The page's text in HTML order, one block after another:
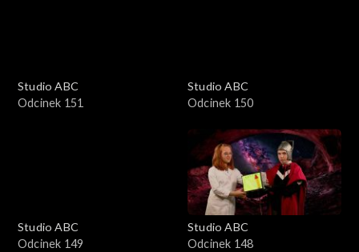
Studio ABC
Odcinek 151
Studio ABC
Odcinek 150
Studio ABC
Odcinek 149
Studio ABC
Odcinek 148